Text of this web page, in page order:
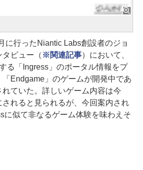
行ったNiantic Labs創設者のジョ
タビュー（ ※関連記事）において、
る「Ingress」のポータル情報をプ
Endgame」のゲームが開発中であ
ていた。詳しいゲーム内容は今
れると見られるが、今回案内され
に似て非なるゲーム体験を味わえそ